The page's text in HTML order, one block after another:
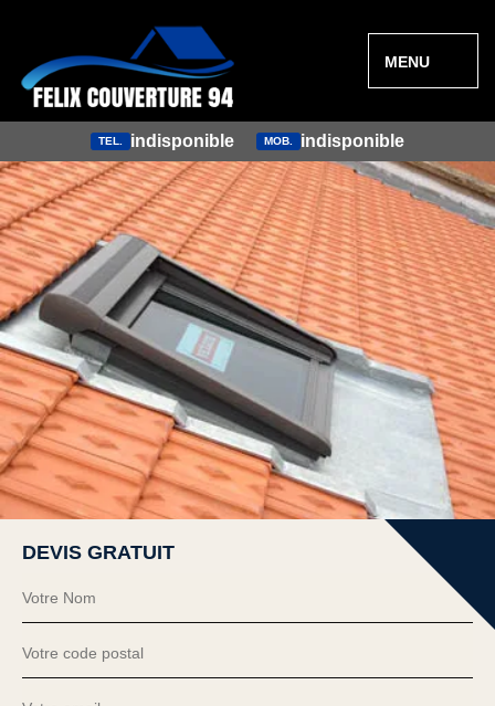
MENU
TEL. indisponible MOB. indisponible
DEVIS GRATUIT